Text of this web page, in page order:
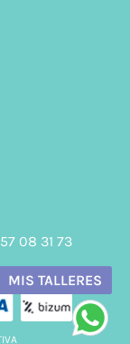
08 31 73
Córdoba
MIS TALLERES